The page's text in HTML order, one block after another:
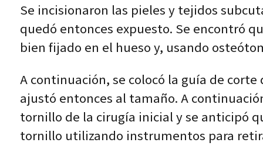
Se incisionaron las pieles y tejidos
quedó entonces expuesto. Se encontró
bien fijado en el hueso y, usando
A continuación, se colocó la guía de
ajustó entonces al tamaño. A
tornillo de la cirugía inicial y se anticipó
tornillo utilizando instrumentos para